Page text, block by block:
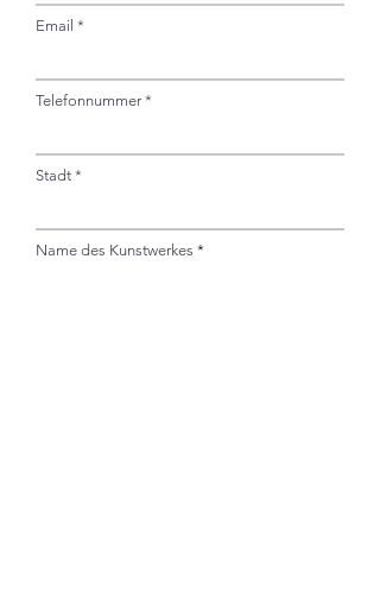
Email
Telefonnummer
Stadt
Name des Kunstwerkes